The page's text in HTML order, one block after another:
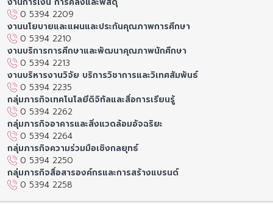
0 5394 2209
งานนโยบายและแผนและประกันคุณภาพการศึกษา
0 5394 2210
งานบริการการศึกษาและพัฒนาคุณภาพนักศึกษา
0 5394 2213
งานบริหารงานวิจัย บริการวิชาการและวิเทศสัมพันธ์
0 5394 2235
กลุ่มภารกิจเทคโนโลยีดิจิทัลและสื่อการเรียนรู้
0 5394 2262
กลุ่มภารกิจอาคารและสิ่งแวดล้อมอัจฉริยะ
0 5394 2264
กลุ่มภารกิจความร่วมมือเชิงกลยุทธ์
0 5394 2250
กลุ่มภารกิจสื่อสารองค์กรและการสร้างแบรนด์
0 5394 2258